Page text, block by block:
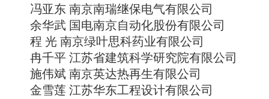
冯亚东 南京南瑞继保电气有限公司
余华武 国电南京自动化股份有限公司
程 光 南京绿叶思科药业有限公司
冉千平 江苏省建筑科学研究院有限公司
施伟斌 南京英达热再生有限公司
金雪莲 江苏华东工程设计有限公司